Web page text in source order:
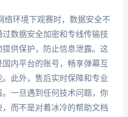
络环境下观赛时，数据安全不
数据安全加密和专线传输技
供保护，防止信息泄露。这
内平台的账号，畅享弹幕互
此外，售后实时保障和专业
一旦遇到任何技术问题，你
而不是对着冰冷的帮助文档